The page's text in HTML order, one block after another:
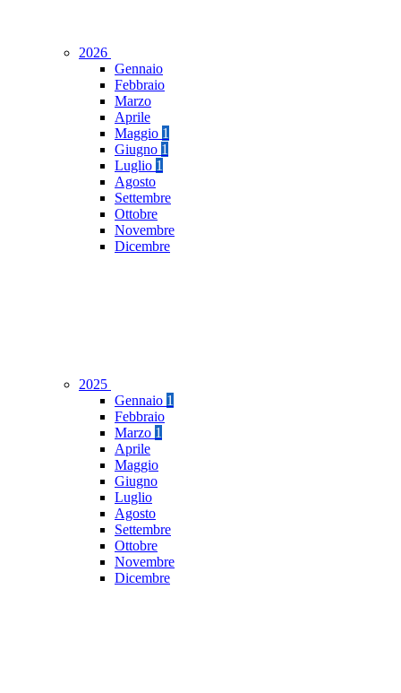
2026
Gennaio
Febbraio
Marzo
Aprile
Maggio 1
Giugno 1
Luglio 1
Agosto
Settembre
Ottobre
Novembre
Dicembre
2025
Gennaio 1
Febbraio
Marzo 1
Aprile
Maggio
Giugno
Luglio
Agosto
Settembre
Ottobre
Novembre
Dicembre